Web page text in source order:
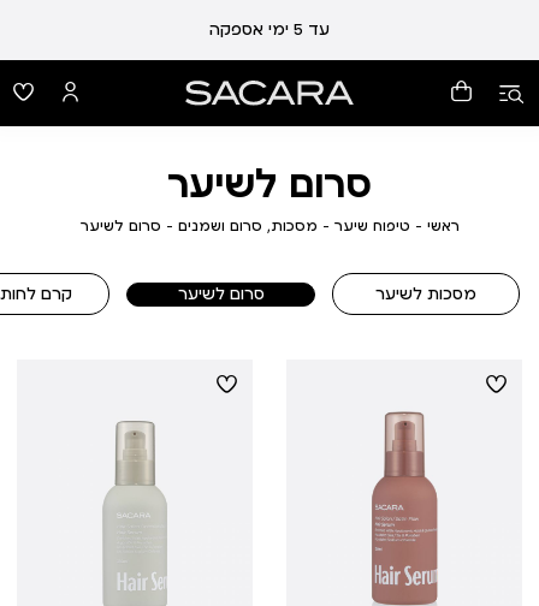
עד 5 ימי אספקה
סרום לשיער
ראשי ראשי
טיפוח שיער טיפוח
מסכות, סרום ושמנים מסכות,
סרום לשיערסרום
מסכות לשיער סרום לשיער קרם